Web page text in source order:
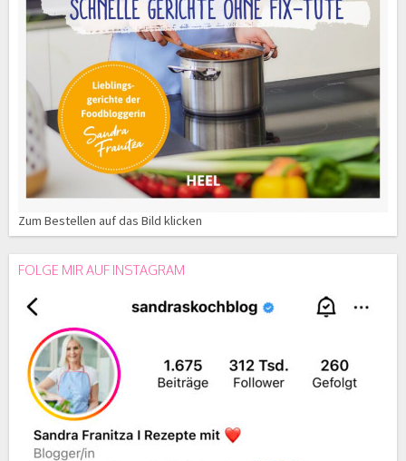
Zum Bestellen auf das Bild klicken
FOLGE MIR AUF INSTAGRAM